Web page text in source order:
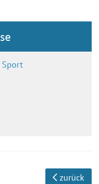
Sport
zurück